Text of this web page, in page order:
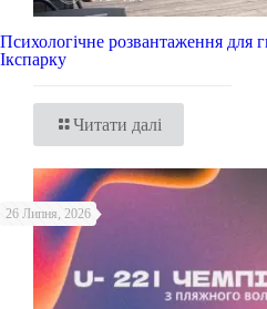
Психологічне розвантаження для
Ікспарку
Читати далі
26 Липня, 2026